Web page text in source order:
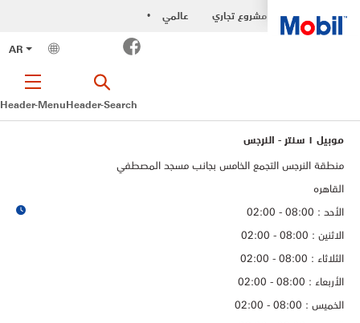
مشروع تجاري •
عالمي
AR
Facebook
Header-MenuHeader-Search
موبيل ١ سنتر - النرجس
منطقة النرجس التجمع الخامس بجانب مسجد المصطفي
القاهره
الأحد : 08:00 - 02:00
الاثنين : 08:00 - 02:00
الثلاثاء : 08:00 - 02:00
الأربعاء : 08:00 - 02:00
الخميس : 08:00 - 02:00